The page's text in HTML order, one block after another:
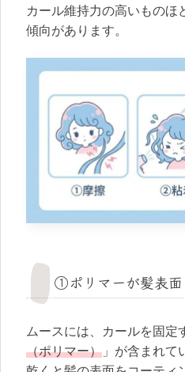
カール維持力の高いものほ
傾向があります。
①ポリマーが髪表
ムースには、カールを固定
（ポリマー） 」が含まれて